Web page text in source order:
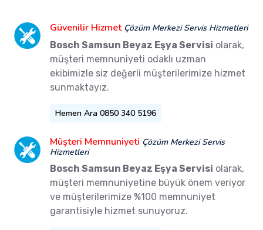
Güvenilir Hizmet Çözüm Merkezi Servis Hizmetleri
Bosch Samsun Beyaz Eşya Servisi olarak,
müşteri memnuniyeti odaklı uzman
ekibimizle siz değerli müşterilerimize hizmet
sunmaktayız.
Hemen Ara 0850 340 5196
Müşteri Memnuniyeti Çözüm Merkezi Servis
Hizmetleri
Bosch Samsun Beyaz Eşya Servisi olarak,
müşteri memnuniyetine büyük önem veriyor
ve müşterilerimize %100 memnuniyet
garantisiyle hizmet sunuyoruz.